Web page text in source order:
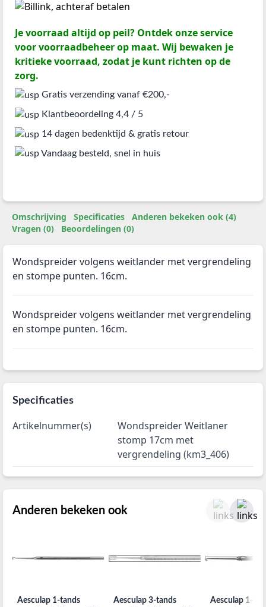
Je voorraad altijd op peil? Ontdek onze service
voor voorraadbeheer op maat. Wij bewaken je
kritieke voorraad, zodat je kunt richten op de
zorg.
Gratis verzending vanaf €200,-
Klantbeoordeling 4,4 / 5
14 dagen bedenktijd & gratis retour
Vandaag besteld, snel in huis
Omschrijving Specificaties
Anderen bekeken ook (4)
Vragen (0)
Beoordelingen (0)
Wondspreider volgens weitlander met vergrendeling
en stompe punten. 16cm.
Wondspreider volgens weitlander met vergrendeling
en stompe punten. 16cm.
Specificaties
Artikelnummer(s)
Wondspreider Weitlaner
stomp 17cm met
vergrendeling (km3_406)
Anderen bekeken ook
Aesculap 1-tands
Aesculap 3-tands
Aesculap 1-